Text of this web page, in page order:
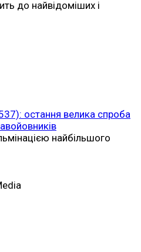
до найвідоміших і
остання велика спроба
найбільшого